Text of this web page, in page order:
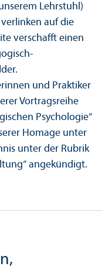
Lehr­stuhl)
auf die
verschafft einen
und Praktiker
Vortragsreihe
Psychologie“
Homage unter
unter der Rubrik
angekündigt.